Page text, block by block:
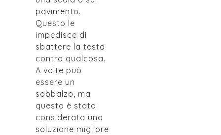
pavimento.
Questo le
impedisce di
sbattere la testa
contro qualcosa.
A volte può
essere un
sobbalzo, ma
questa è stata
considerata una
soluzione migliore